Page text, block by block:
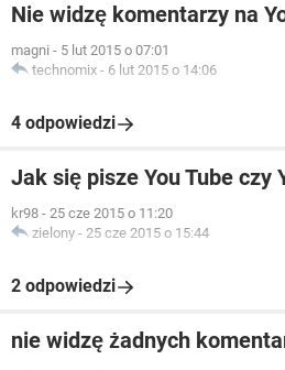
Nie widzę komentarzy na
magni - 5 lut 2015 o 07:01
technomix - 6 lut 2015 o 14:06
4 odpowiedzi
Jak się pisze You Tube czy
kr98 - 25 cze 2015 o 11:20
zielony - 25 cze 2015 o 15:44
2 odpowiedzi
nie widzę żadnych